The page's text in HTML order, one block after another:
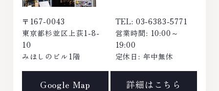
〒167-0043
東京都杉並区上荻1-8-
10
みほしのビル1階
TEL: 03-6383-5771
営業時間: 10:00～
19:00
定休日: 年中無休
Google Map 詳細はこちら